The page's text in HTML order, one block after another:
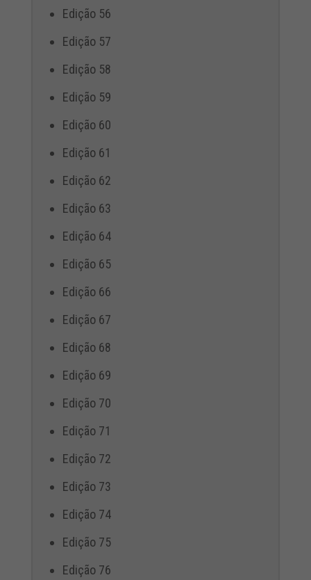
Edição 56
Edição 57
Edição 58
Edição 59
Edição 60
Edição 61
Edição 62
Edição 63
Edição 64
Edição 65
Edição 66
Edição 67
Edição 68
Edição 69
Edição 70
Edição 71
Edição 72
Edição 73
Edição 74
Edição 75
Edição 76